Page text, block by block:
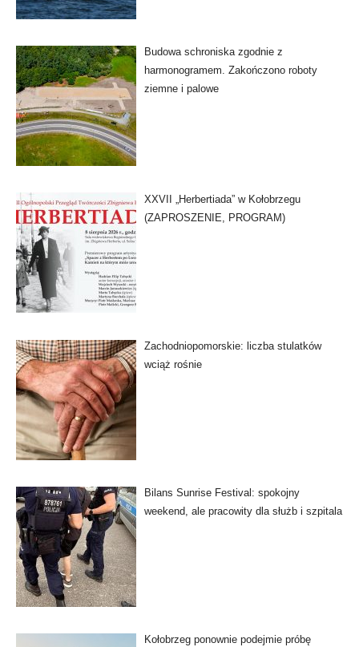
Budowa schroniska zgodnie z
harmonogramem. Zakończono roboty
ziemne i palowe
XXVII „Herbertiada” w Kołobrzegu
(ZAPROSZENIE, PROGRAM)
Zachodniopomorskie: liczba stulatków
wciąż rośnie
Bilans Sunrise Festival: spokojny
weekend, ale pracowity dla służb i szpitala
Kołobrzeg ponownie podejmie próbę